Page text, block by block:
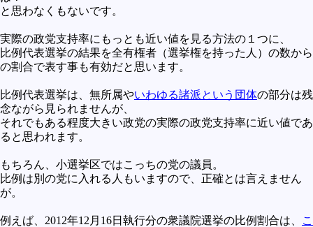
と思わなくもないです。
実際の政党支持率にもっとも近い値を見る方法の１つに、
比例代表選挙の結果を全有権者（選挙権を持った人）の数から
の割合で表す事も有効だと思います。
比例代表選挙は、無所属やいわゆる諸派という団体の部分は残
念ながら見られませんが、
それでもある程度大きい政党の実際の政党支持率に近い値であ
ると思われます。
もちろん、小選挙区ではこっちの党の議員。
比例は別の党に入れる人もいますので、正確とは言えません
が。
例えば、2012年12月16日執行分の衆議院選挙の比例割合は、
こ